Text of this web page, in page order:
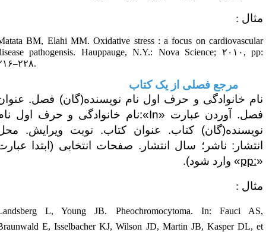
:
Matata BM, Elahi MM. Oxidative stress : a focus on
disease pathogensis. Hauppauge, N.Y.: Nova Science; ۲۰۱۰ ,
۲۱۶–۲۲۸
خانوادگی و حرف اول نام نویسنده(گان) فصل. عنوان
آوردن عبارت «In»:نام خانوادگی و حرف اول نام
کتاب. عنوان کتاب. نوبت ویرایش. محل
ناشر؛ سال انتشار. صفحات انتخابی (ابتدا عبارت
pp:» وارد شود).
:
Landsberg L, Young JB. Pheochromocytoma. In: Fauci
Braunwald E, Isselbacher KJ, Wilson JD, Martin JB, Kasper DL,